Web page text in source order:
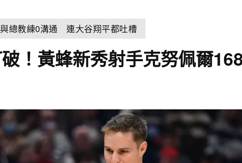
總教練0溝通 連大谷翔平都吐槽
！黃蜂新秀射手克努佩爾